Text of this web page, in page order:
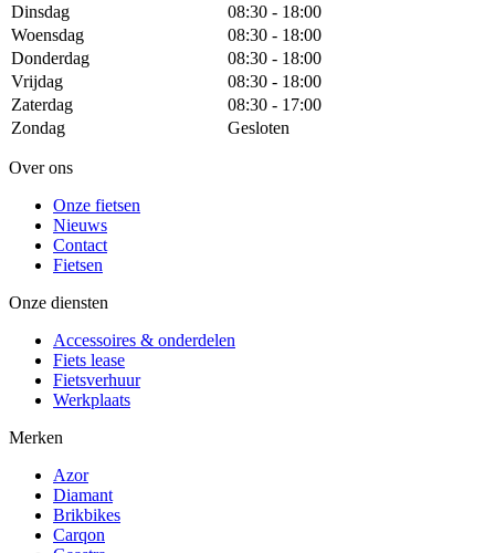
Dinsdag
08:30 - 18:00
Woensdag
08:30 - 18:00
Donderdag
08:30 - 18:00
Vrijdag
08:30 - 18:00
Zaterdag
08:30 - 17:00
Zondag
Gesloten
Over ons
Onze fietsen
Nieuws
Contact
Fietsen
Onze diensten
Accessoires & onderdelen
Fiets lease
Fietsverhuur
Werkplaats
Merken
Azor
Diamant
Brikbikes
Carqon